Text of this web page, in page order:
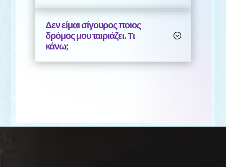
Δεν είμαι σίγουρος ποιος
δρόμος μου ταιριάζει. Τι
κάνω;